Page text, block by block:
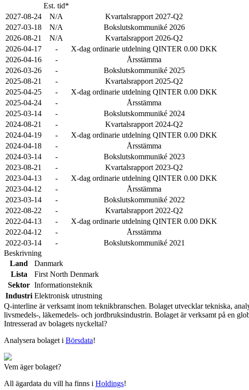
Est. tid*
2027-08-24
N/A
Kvartalsrapport 2027-Q2
2027-03-18
N/A
Bokslutskommuniké 2026
2026-08-21
N/A
Kvartalsrapport 2026-Q2
2026-04-17
-
X-dag ordinarie utdelning QINTER 0.00 DKK
2026-04-16
-
Årsstämma
2026-03-26
-
Bokslutskommuniké 2025
2025-08-21
-
Kvartalsrapport 2025-Q2
2025-04-25
-
X-dag ordinarie utdelning QINTER 0.00 DKK
2025-04-24
-
Årsstämma
2025-03-14
-
Bokslutskommuniké 2024
2024-08-21
-
Kvartalsrapport 2024-Q2
2024-04-19
-
X-dag ordinarie utdelning QINTER 0.00 DKK
2024-04-18
-
Årsstämma
2024-03-14
-
Bokslutskommuniké 2023
2023-08-21
-
Kvartalsrapport 2023-Q2
2023-04-13
-
X-dag ordinarie utdelning QINTER 0.00 DKK
2023-04-12
-
Årsstämma
2023-03-14
-
Bokslutskommuniké 2022
2022-08-22
-
Kvartalsrapport 2022-Q2
2022-04-13
-
X-dag ordinarie utdelning QINTER 0.00 DKK
2022-04-12
-
Årsstämma
2022-03-14
-
Bokslutskommuniké 2021
Beskrivning
Land
Danmark
Lista
First North Denmark
Sektor Informationsteknik
Industri Elektronisk utrustning
Q-interline är verksamt inom teknikbranschen. Bolaget utvecklar tekniska,
livsmedels-, läkemedels- och jordbruksindustrin. Bolaget är verksamt på en
Intresserad av bolagets nyckeltal?
Analysera bolaget i Börsdata!
Vem äger bolaget?
All ägardata du vill ha finns i Holdings!